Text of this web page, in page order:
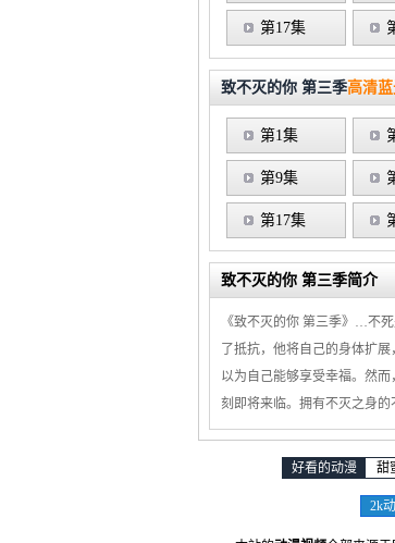
第17集
致不灭的你 第三季高清
第1集
第9集
第17集
致不灭的你 第三季简介
《致不灭的你 第三季》…不
了抵抗，他将自己的身体扩
以为自己能够享受幸福。然
刻即将来临。拥有不灭之身的
好看的动漫 甜
2k